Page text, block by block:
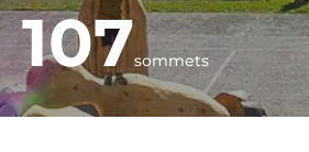
107sommets